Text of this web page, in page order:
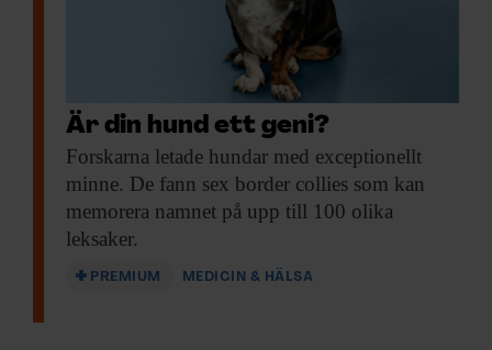
Är din hund ett geni?
Forskarna letade hundar med exceptionellt
minne. De fann sex border collies som kan
memorera namnet på upp till 100 olika
leksaker.
PREMIUM MEDICIN & HÄLSA